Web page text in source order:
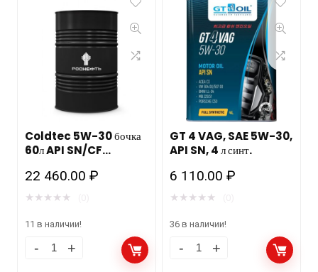
Coldtec 5W-30 бочка
60л API SN/CF
22 460.00₽
★ ★ ★ ★ ★
11 в наличии!
GT 4 VAG, SAE 5W-30,
API SN, 4 л синт.
6 110.00₽
★ ★ ★ ★ ★
36 в наличии!